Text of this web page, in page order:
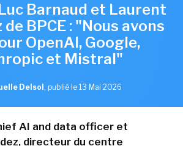
Barnaud et Laurent
BPCE : "Nous avons
OpenAI, Google,
et Mistral"
Delsol , publié le 13 Mai 2026
AI and data officer et
directeur du centre